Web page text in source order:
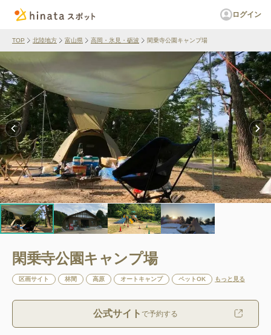
ログイン
TOP 北陸地方 富山県 高岡・氷見・砺波 閑乗寺公園キャンプ場
閑乗寺公園キャンプ場
区画サイト 林間 高原 オートキャンプ ペットOK もっと見る
公式サイト で予約する